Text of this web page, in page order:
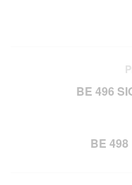
BE 496
BE